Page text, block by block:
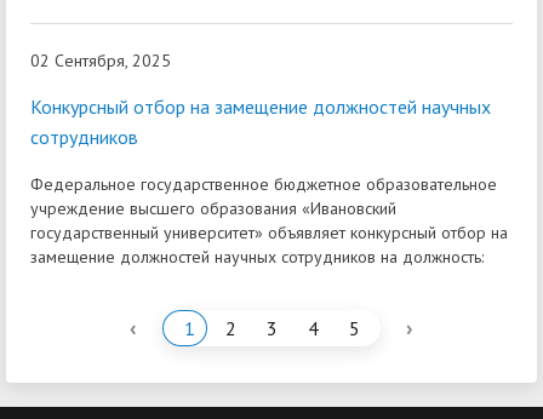
02 Сентября, 2025
Конкурсный отбор на замещение должностей научных
сотрудников
Федеральное государственное бюджетное образовательное
учреждение высшего образования «Ивановский
государственный университет» объявляет конкурсный отбор на
замещение должностей научных сотрудников на должность:
‹ 1 2 3 4 5 ›